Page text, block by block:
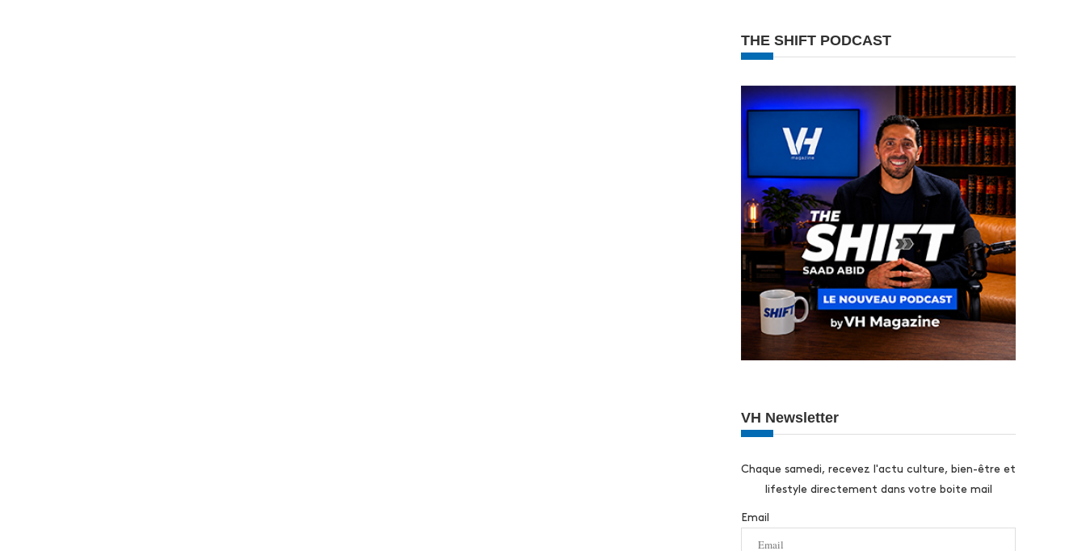
THE SHIFT PODCAST
VH Newsletter
Chaque samedi, recevez l'actu culture, bien-être et
lifestyle directement dans votre boite mail
Email